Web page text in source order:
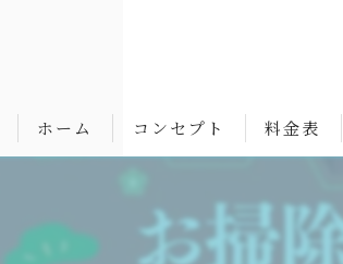
ホーム コンセプト 料金表